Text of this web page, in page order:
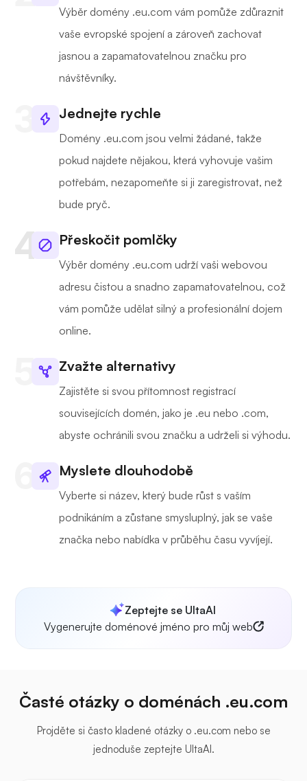
Výběr domény .eu.com vám pomůže zdůraznit
vaše evropské spojení a zároveň zachovat
jasnou a zapamatovatelnou značku pro
návštěvníky.
Jednejte rychle
Domény .eu.com jsou velmi žádané, takže
pokud najdete nějakou, která vyhovuje vašim
potřebám, nezapomeňte si ji zaregistrovat, než
bude pryč.
Přeskočit pomlčky
Výběr domény .eu.com udrží vaši webovou
adresu čistou a snadno zapamatovatelnou, což
vám pomůže udělat silný a profesionální dojem
online.
Zvažte alternativy
Zajistěte si svou přítomnost registrací
souvisejících domén, jako je .eu nebo .com,
abyste ochránili svou značku a udrželi si výhodu.
Myslete dlouhodobě
Vyberte si název, který bude růst s vaším
podnikáním a zůstane smysluplný, jak se vaše
značka nebo nabídka v průběhu času vyvíjejí.
Zeptejte se UltaAI
Vygenerujte doménové jméno pro můj web
Časté otázky o doménách .eu.com
Projděte si často kladené otázky o .eu.com nebo se
jednoduše zeptejte UltaAI.